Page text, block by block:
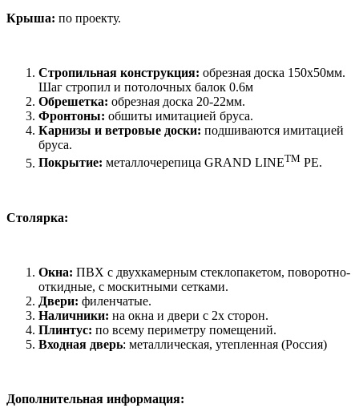
Крыша: по проекту.
Стропильная конструкция: обрезная доска 150х50мм.
Шаг стропил и потолочных балок 0.6м
Обрешетка: обрезная доска 20-22мм.
Фронтоны: обшиты имитацией бруса.
Карнизы и ветровые доски: подшиваются имитацией
бруса.
Покрытие: металлочерепица GRAND LINETM PE.
Столярка:
Окна: ПВХ с двухкамерным стеклопакетом, поворотно-
откидные, с москитными сетками.
Двери: филенчатые.
Наличники: на окна и двери с 2х сторон.
Плинтус: по всему периметру помещений.
Входная дверь: металлическая, утепленная (Россия)
Дополнительная информация: